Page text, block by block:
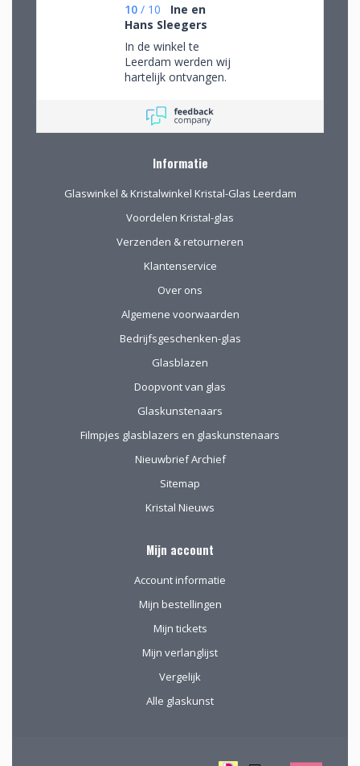
10 / 10
Ine en
Hans Sleegers
In de winkel te
Leerdam werden wij
hartelijk ontvangen.
rondkijken om alle
aanwezige pracht te
bewonderen en
de juiste keuzes te
van ver kwamen
werd de aangeboden
gewaardeerd.
Informatie
Glaswinkel & Kristalwinkel Kristal-Glas Leerdam
Voordelen Kristal-glas
Verzenden & retourneren
Klantenservice
Over ons
Algemene voorwaarden
Bedrijfsgeschenken-glas
Glasblazen
Doopvont van glas
Glaskunstenaars
Filmpjes glasblazers en glaskunstenaars
Nieuwbrief Archief
Sitemap
Kristal Nieuws
Mijn account
Account informatie
Mijn bestellingen
Mijn tickets
Mijn verlanglijst
Vergelijk
Alle glaskunst